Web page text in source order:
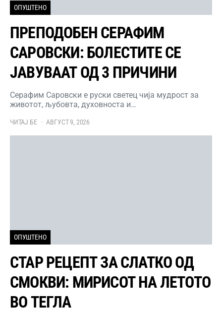
ОПУШТЕНО
ПРЕПОДОБЕН СЕРАФИМ
САРОВСКИ: БОЛЕСТИТЕ СЕ
ЈАВУВААТ ОД 3 ПРИЧИНИ
Серафим Саровски е руски светец чија мудрост за
животот, љубовта, духовноста и…
ЧИТАЈ БЕ АВГУСТ 9, 2026
ОПУШТЕНО
СТАР РЕЦЕПТ ЗА СЛАТКО ОД
СМОКВИ: МИРИСОТ НА ЛЕТОТО
ВО ТЕГЛА